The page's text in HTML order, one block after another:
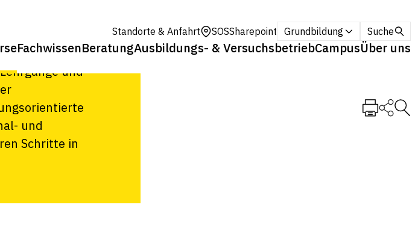
Standorte & Anfahrt SOSSharepoint Grundbildung Suche
FachwissenBeratungAusbildungs- & VersuchsbetriebCampusÜber uns
und
und
und
Schritte in